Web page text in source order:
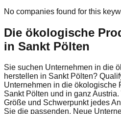
No companies found for this
Die ökologische
in Sankt Pölten
Sie suchen Unternehmen in die
herstellen in Sankt Pölten?
Unternehmen in die ökologische
Sankt Pölten und in ganz
Größe und Schwerpunkt jedes
Sie die passenden. Neue